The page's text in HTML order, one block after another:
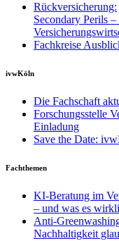
Rückversicherung:
Secondary Perils
Fachkreise
ivwKöln
Die Fachschaft
Forschungsstelle
Einladung
Save the Date:
Fachthemen
KI-Beratung im
– und was es
Anti-
Nachhaltigkeit